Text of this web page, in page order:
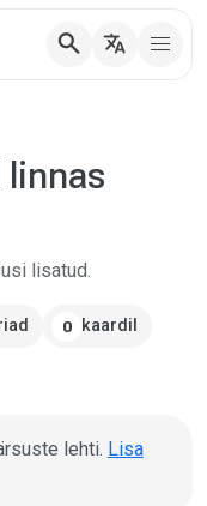
search translate
linnas
lisatud.
0 kaardil
lehti. Lisa